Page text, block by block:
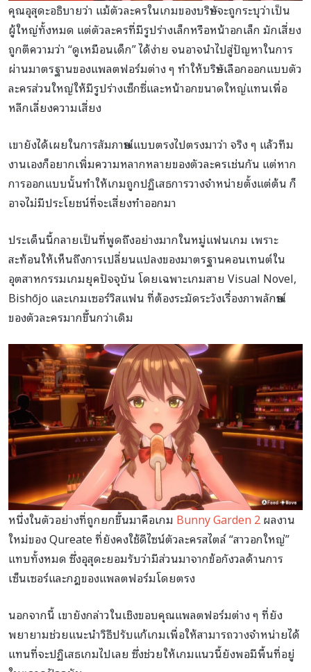
คุณอุสุดะอธิบายว่า แม้ตัวละครในเกมของบริษัทจะถูกระบุว่าเป็น
ผู้ใหญ่ทั้งหมด แต่ตัวละครที่มีรูปร่างเล็กหรือหน้าอกเล็ก มักเสี่ยง
ถูกตีความว่า “ดูเหมือนเด็ก” ได้ง่าย จนอาจนำไปสู่ปัญหาในการ
ผ่านมาตรฐานของแพลตฟอร์มต่าง ๆ ทำให้บริษัทเลือกออกแบบตัว
ละครส่วนใหญ่ให้มีรูปร่างเซ็กซี่และหน้าอกขนาดใหญ่แทนเพื่อ
หลีกเลี่ยงความเสี่ยง
เขายังได้เผยในการสัมภาษณ์แบบตรงไปตรงมาว่า จริง ๆ แล้วทีม
งานเองก็อยากเพิ่มความหลากหลายของตัวละครเช่นกัน แต่หาก
การออกแบบนั้นทำให้เกมถูกปฏิเสธการวางจำหน่ายตั้งแต่ต้น ก็
อาจไม่มีประโยชน์ที่จะเสี่ยงทำออกมา
ประเด็นนี้กลายเป็นที่พูดถึงอย่างมากในหมู่แฟนเกม เพราะ
สะท้อนให้เห็นถึงการเปลี่ยนแปลงของมาตรฐานคอนเทนต์ใน
อุตสาหกรรมเกมยุคปัจจุบัน โดยเฉพาะเกมสาย Visual Novel,
Bishōjo และเกมเซอร์วิสแฟน ที่ต้องระมัดระวังเรื่องภาพลักษณ์
ของตัวละครมากขึ้นกว่าเดิม
หนึ่งในตัวอย่างที่ถูกยกขึ้นมาคือเกม Bunny Garden 2ผลงาน
ใหม่ของ Qureate ที่ยังคงใช้ดีไซน์ตัวละครสไตล์ “สาวอกใหญ่”
แทบทั้งหมด ซึ่งอุสุดะยอมรับว่ามีส่วนมาจากข้อกังวลด้านการ
เซ็นเซอร์และกฎของแพลตฟอร์มโดยตรง
นอกจากนี้ เขายังกล่าวในเชิงขอบคุณแพลตฟอร์มต่าง ๆ ที่ยัง
พยายามช่วยแนะนำวิธีปรับแก้เกมเพื่อให้สามารถวางจำหน่ายได้
แทนที่จะปฏิเสธเกมไปเลย ซึ่งช่วยให้เกมแนวนี้ยังพอมีพื้นที่อยู่